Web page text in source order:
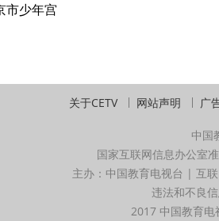
市少年宫
关于CETV 网站声明 广
中国
国家互联网信息办公室
主办：中国教育电视台 | 互
违法和不良
2017 中国教育